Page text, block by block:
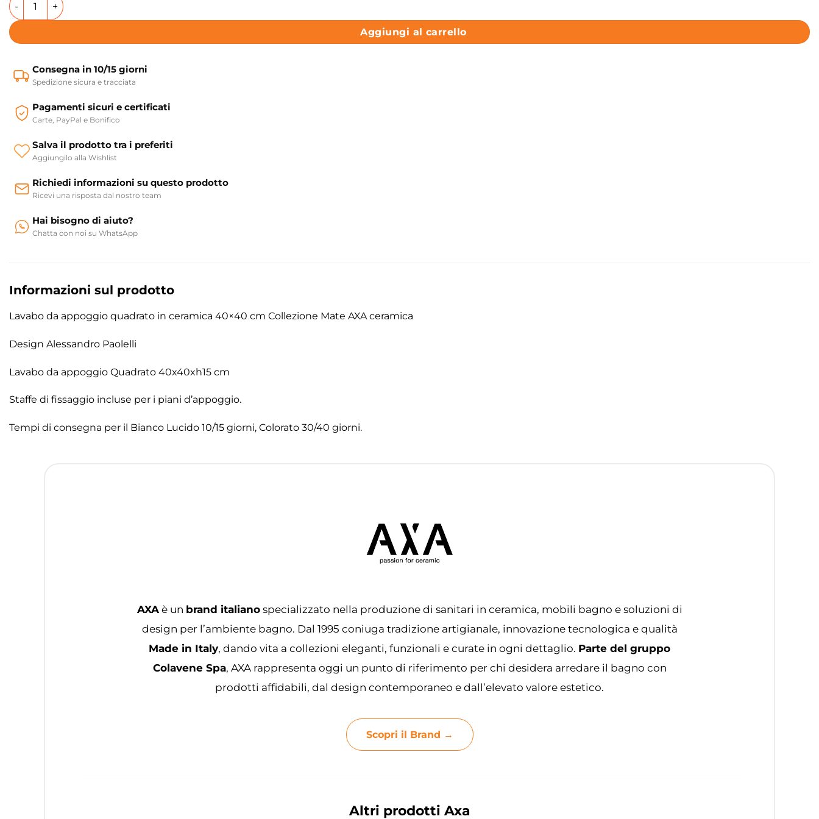
Aggiungi al carrello
Consegna in 10/15 giorni
Spedizione sicura e tracciata
Pagamenti sicuri e certificati
Carte, PayPal e Bonifico
Salva il prodotto tra i preferiti
Aggiungilo alla Wishlist
Richiedi informazioni su questo prodotto
Ricevi una risposta dal nostro team
Hai bisogno di aiuto?
Chatta con noi su WhatsApp
Informazioni sul prodotto
Lavabo da appoggio quadrato in ceramica 40×40 cm Collezione Mate AXA ceramica
Design Alessandro Paolelli
Lavabo da appoggio Quadrato 40x40xh15 cm
Staffe di fissaggio incluse per i piani d’appoggio.
Tempi di consegna per il Bianco Lucido 10/15 giorni, Colorato 30/40 giorni.
AXAè un brand italianospecializzato nella produzione di sanitari in ceramica, mobili bagno e soluzioni di
design per l’ambiente bagno. Dal 1995 coniuga tradizione artigianale, innovazione tecnologica e qualità
Made in Italy, dando vita a collezioni eleganti, funzionali e curate in ogni dettaglio. Parte del gruppo
Colavene Spa, AXA rappresenta oggi un punto di riferimento per chi desidera arredare il bagno con
prodotti affidabili, dal design contemporaneo e dall’elevato valore estetico.
Scopri il Brand →
Altri prodotti Axa